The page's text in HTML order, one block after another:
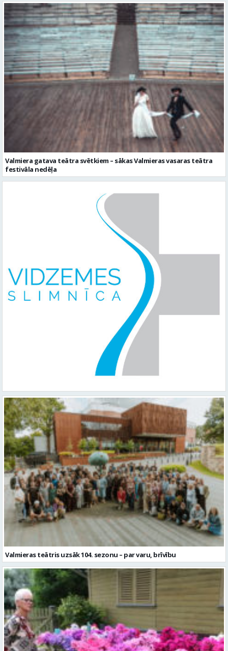
Valmiera gatava teātra svētkiem – sākas Valmieras vasaras teātra
festivāla nedēļa
Valmieras teātris uzsāk 104. sezonu – par varu, brīvību